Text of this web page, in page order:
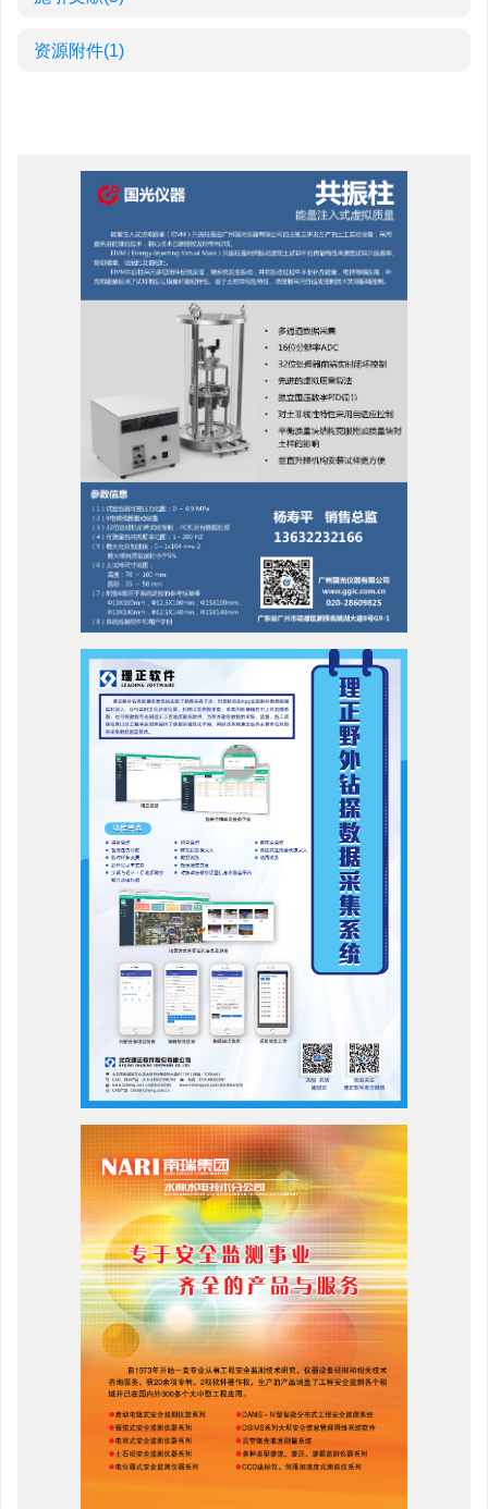
资源附件(1)